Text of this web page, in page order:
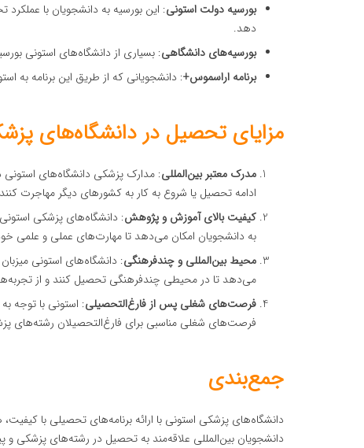
بورسیه دولت استونی: این بورسیه به دانشجویان با
دهد.
بورسیه‌های دانشگاهی: بسیاری از دانشگاه‌های استونی
برنامه اراسموس+: دانشجویانی که از طریق این برنامه به
مزایای تحصیل در دانشگاه‌های
مدرک معتبر بین‌المللی: مدارک پزشکی دانشگاه‌های استونی
ادامه تحصیل یا شروع به کار به کشورهای دیگر مهاجرت
کیفیت بالای آموزش و پژوهش: دانشگاه‌های پزشکی
به دانشجویان امکان می‌دهد تا مهارت‌های عملی و علمی
محیط بین‌المللی و چندفرهنگی: دانشگاه‌های استونی
می‌دهد تا در محیطی چندفرهنگی تحصیل کنند و از
فرصت‌های شغلی پس از فارغ‌التحصیلی: استونی با توجه
فرصت‌های شغلی مناسبی برای فارغ‌التحصیلان رشته‌های
جمع‌بندی
دانشگاه‌های پزشکی استونی با ارائه برنامه‌های تحصیلی با
دانشجویان بین‌المللی علاقه‌مند به تحصیل در رشته‌های پزشکی